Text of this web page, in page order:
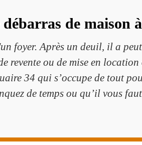
de maison
foyer. Après un deuil, il a
revente ou de mise en
34 qui s’occupe de tout
de temps ou qu’il vous